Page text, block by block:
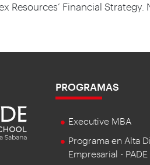
Resources’ Financial
PROGRAMAS
Executive MBA
Programa en Alta
Empresarial - PADE